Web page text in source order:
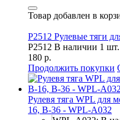
Товар добавлен в
P2512 Рулевые тяги
P2512 В наличии 1 шт.
180 р.
Продолжить покупки
Рулевя тяга WPL для
16, B-36 - WPL-A032